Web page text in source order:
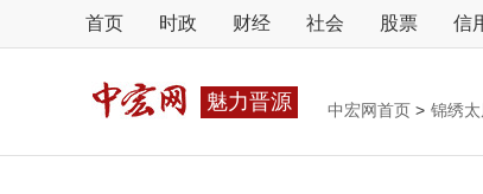
首页 时政 财经 社会 股票 信
魅力晋源 中宏网首页 > 锦绣